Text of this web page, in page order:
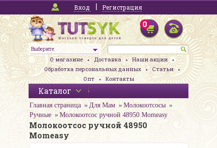
Вход Регистрация
Выберите
0
О магазине Доставка
Наши акции
Обработка персональных данных
Статьи
Опт
Контакты
Каталог
Главная страница Для Мам
Молокоотсосы
Ручные
Молокоотсос ручной 48950 Momeasy
Молокоотсос ручной 48950
Momeasy